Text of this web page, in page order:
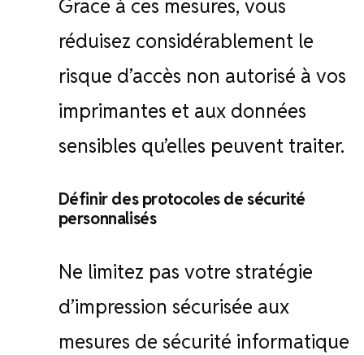
Grace à ces mesures, vous
réduisez considérablement le
risque d’accès non autorisé à vos
imprimantes et aux données
sensibles qu’elles peuvent traiter.
Définir des protocoles de sécurité
personnalisés
Ne limitez pas votre stratégie
d’impression sécurisée aux
mesures de sécurité informatique